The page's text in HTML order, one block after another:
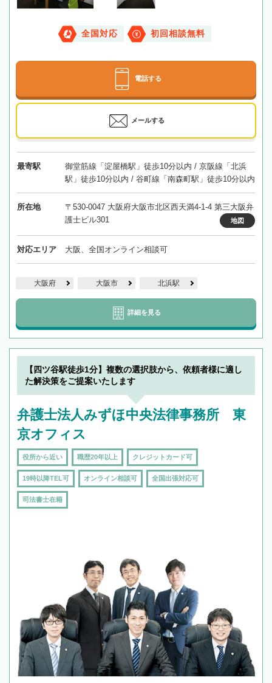
全国対応 初回相談無料
電話する
メールする
最寄駅
御堂筋線「淀屋橋駅」徒歩10分以内 / 京阪線「北浜
駅」徒歩10分以内 / 谷町線「南森町駅」徒歩10分以内
所在地
〒530-0047 大阪府大阪市北区西天満4-1-4 第三大阪弁
護士ビル301
地図
対応エリア 大阪、全国オンライン相談可
大阪府 大阪市 北浜駅
詳細を見る
【四ツ谷駅徒歩1分】複数の選択肢から、依頼者様に適し
た解決策をご提案いたします
弁護士法人みずほ中央法律事務所 東
京オフィス
役所から近い 職歴20年以上 クレジットカード可
19時以降TEL可 オンライン相談可 全国出張対応可
司法書士在籍